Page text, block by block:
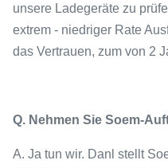
unsere Ladegeräte zu
extrem - niedriger Rate
das Vertrauen, zum von 2
Q. Nehmen Sie Soem-
A. Ja tun wir. Danl stellt